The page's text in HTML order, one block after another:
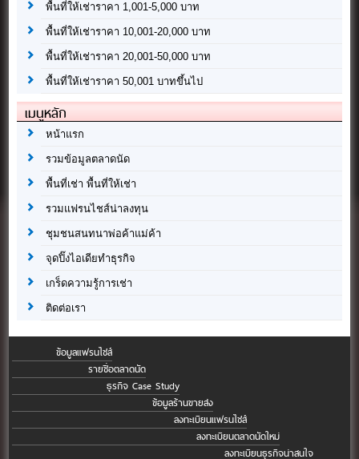
พื้นที่ให้เช่าราคา 1,001-5,000 บาท
พื้นที่ให้เช่าราคา 10,001-20,000 บาท
พื้นที่ให้เช่าราคา 20,001-50,000 บาท
พื้นที่ให้เช่าราคา 50,001 บาทขึ้นไป
เมนูหลัก
หน้าแรก
รวมข้อมูลตลาดนัด
พื้นที่เช่า พื้นที่ให้เช่า
รวมแฟรนไชส์น่าลงทุน
ชุมชนสนทนาพ่อค้าแม่ค้า
จุดปิ๊งไอเดียทำธุรกิจ
เกร็ดความรู้การเช่า
ติดต่อเรา
ข้อมูลแฟรนไชส์
รายชื่อตลาดนัด
ธุรกิจ Case Study
ข้อมูลร้านขายส่ง
ลงทะเบียนแฟรนไชส์
ลงทะเบียนตลาดนัดใหม่
ลงทะเบียนธุรกิจน่าสนใจ